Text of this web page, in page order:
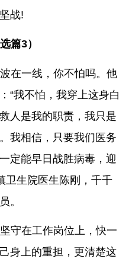
战!
篇3）
在一线，你不怕吗。他
“我不怕，我穿上这身白
人是我的职责，我只是
我相信，只要我们医务
定能早日战胜病毒，迎
卫生院医生陈刚，千千
。
守在工作岗位上，快一
身上的重担，更清楚这